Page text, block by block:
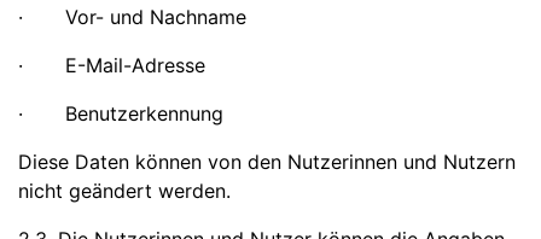
· Vor- und Nachname
· E-Mail-Adresse
· Benutzerkennung
Diese Daten können von den Nutzerinnen und Nutzern
nicht geändert werden.